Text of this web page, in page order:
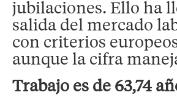
jubilaciones. Ello ha
salida del mercado
con criterios
aunque la cifra
Trabajo es de 63,74